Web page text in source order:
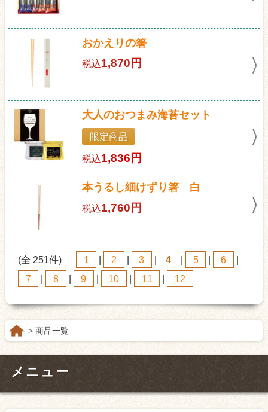
おかえりの箸
税込1,870円
大人のおつまみ海苔セット
限定商品
税込1,836円
本うるし細けずり箸 白
税込1,760円
(全 251件) 1 2 3 4 5 6
7
8 9 10 11 12
商品一覧
メニュー